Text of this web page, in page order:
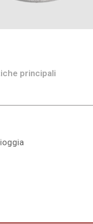
principali